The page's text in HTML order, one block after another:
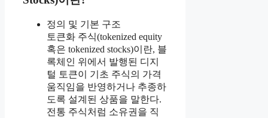
정의 및 기본 구조
토큰화 주식(tokenized equity
혹은 tokenized stocks)이란, 블
록체인 위에서 발행된 디지
털 토큰이 기초 주식의 가격
움직임을 반영하거나 추종하
도록 설계된 상품을 말한다.
전통 주식처럼 소유권을 직